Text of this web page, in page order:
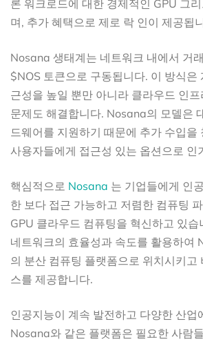
론 워크로드에 대한 경제적인 GPU 그
며, 추가 혜택으로 제로 락 인이 제공됩
Nosana 생태계는 네트워크 내에서 거
$NOS 토큰으로 구동됩니다. 이 방식은
근성을 높일 뿐만 아니라 클라우드 인
문제도 해결합니다. Nosana의 모델은
드웨어를 지원하기 때문에 추가 수입을
사용자들에게 접근성 있는 옵션으로 인
핵심적으로 Nosana 는 기업들에게 인
한 보다 접근 가능하고 저렴한 컴퓨팅
GPU 클라우드 컴퓨팅을 혁신하고 있
네트워크의 효율성과 속도를 활용하여
의 분산 컴퓨팅 플랫폼으로 위치시키고
스를 제공합니다.
인공지능이 계속 발전하고 다양한 산업
Nosana와 같은 플랫폼은 필요한 사람